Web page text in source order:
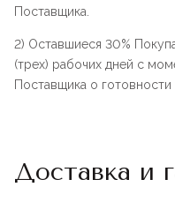
Поставщика.
2) Оставшиеся 30%
(трех) рабочих дней с
Поставщика о готовности
Доставка и